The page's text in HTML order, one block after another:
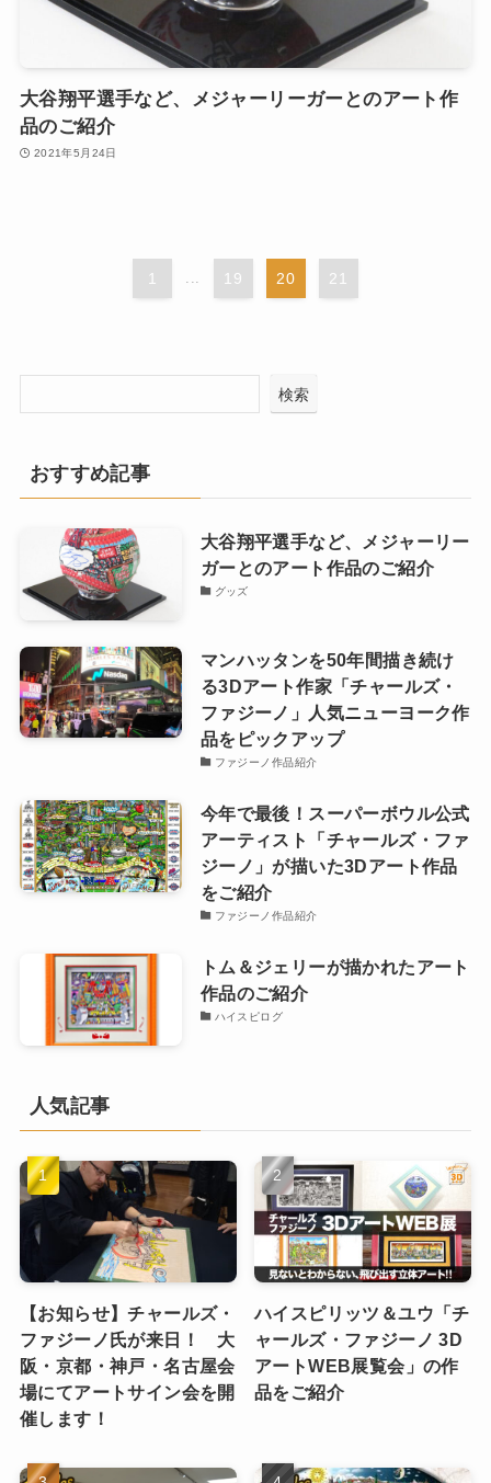
大谷翔平選手など、メジャーリーガーとのアート作
品のご紹介
2021年5月24日
1 19 20 21
検索
おすすめ記事
大谷翔平選手など、メジャーリー
ガーとのアート作品のご紹介
グッズ
マンハッタンを50年間描き続け
る3Dアート作家「チャールズ・
ファジーノ」人気ニューヨーク作
品をピックアップ
ファジーノ作品紹介
今年で最後！スーパーボウル公式
アーティスト「チャールズ・ファ
ジーノ」が描いた3Dアート作品
をご紹介
ファジーノ作品紹介
トム＆ジェリーが描かれたアート
作品のご紹介
ハイスピログ
人気記事
【お知らせ】チャールズ・
ファジーノ氏が来日！ 大
阪・京都・神戸・名古屋会
場にてアートサイン会を開
催します！
ハイスピリッツ＆ユウ「チ
ャールズ・ファジーノ 3D
アートWEB展覧会」の作
品をご紹介